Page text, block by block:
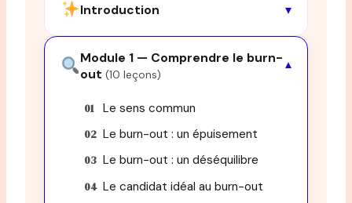
Introduction ▾
Module 1 — Comprendre le burn-
out (10 leçons)
▾
Le sens commun
Le burn-out : un épuisement
Le burn-out : un déséquilibre
Le candidat idéal au burn-out